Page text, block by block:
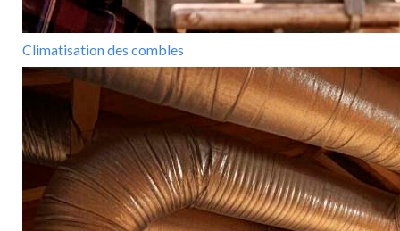
Climatisation des combles